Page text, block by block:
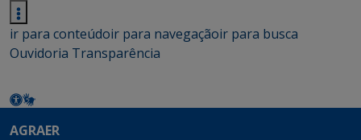
ir para conteúdoir para navegaçãoir para busca
Ouvidoria Transparência
AGRAER